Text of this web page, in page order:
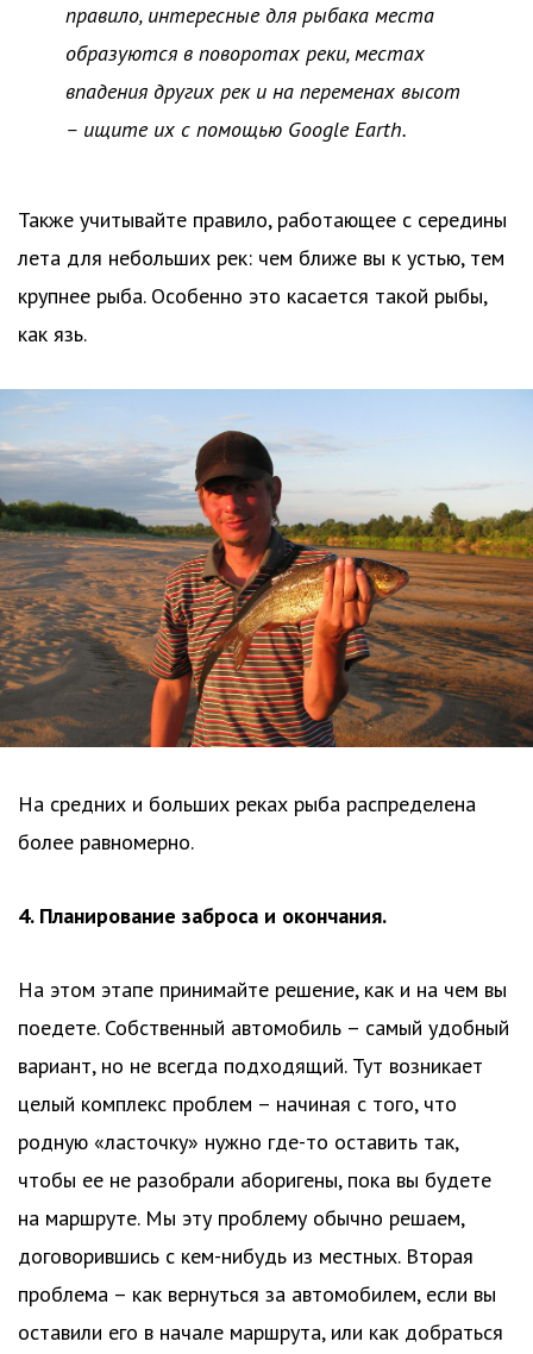
правило, интересные для рыбака места
образуются в поворотах реки, местах
впадения других рек и на переменах высот
– ищите их с помощью Google Earth.
Также учитывайте правило, работающее с середины
лета для небольших рек: чем ближе вы к устью, тем
крупнее рыба. Особенно это касается такой рыбы,
как язь.
На средних и больших реках рыба распределена
более равномерно.
4. Планирование заброса и окончания.
На этом этапе принимайте решение, как и на чем вы
поедете. Собственный автомобиль – самый удобный
вариант, но не всегда подходящий. Тут возникает
целый комплекс проблем – начиная с того, что
родную «ласточку» нужно где-то оставить так,
чтобы ее не разобрали аборигены, пока вы будете
на маршруте. Мы эту проблему обычно решаем,
договорившись с кем-нибудь из местных. Вторая
проблема – как вернуться за автомобилем, если вы
оставили его в начале маршрута, или как добраться